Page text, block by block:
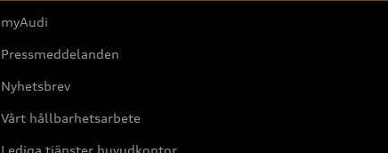
myAudi
Pressmeddelanden
Nyhetsbrev
Vårt hållbarhetsarbete
Lediga tjänster huvudkontor